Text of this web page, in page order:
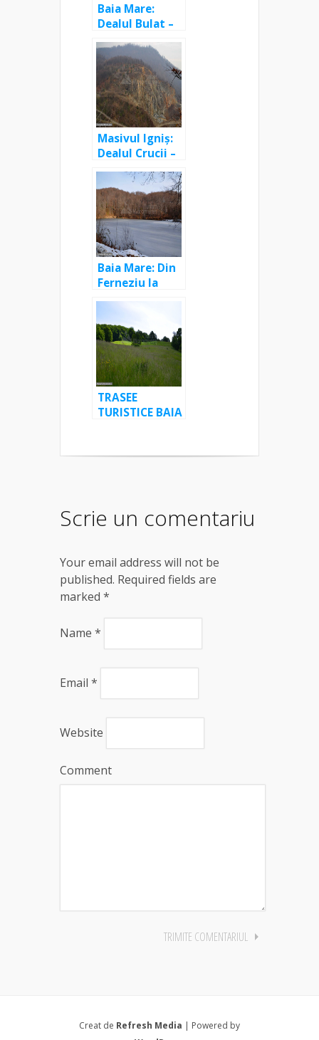
Baia Mare:
Dealul Bulat –
vârful Chiuzu –
Groapele
Chiuzbăii
Masivul Igniş:
Dealul Crucii –
Grota Mare –
Poiana lui Otto
– Cariera
Sfântul Ioan
Baia Mare: Din
Ferneziu la
Lacul Bodi, cu
Vicleanu Mare
TRASEE
TURISTICE BAIA
Șaua Trei
valea Usturoi
Scrie un comentariu
Your email address will not be
published. Required fields are
marked *
Name *
Email *
Website
Comment
Creat de Refresh Media | Powered by